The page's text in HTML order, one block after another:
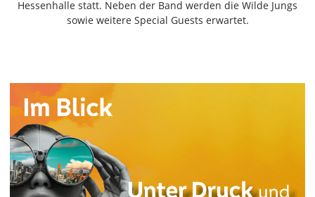
Gemünden
Grebenau
Kirtorf
Lautertal
Mücke
Schwalmtal
Ulrichstein
Wartenberg
Hessenhalle statt. Neben der Band werden die Wilde Jungs
sowie weitere Special Guests erwartet.